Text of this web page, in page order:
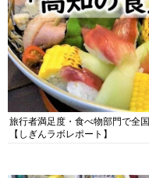
旅行者満足度・食べ物部門で全
【しぎんラボレポート】